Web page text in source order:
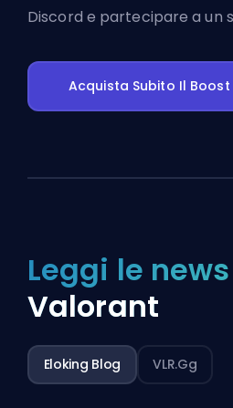
Discord e partecipare a un
Acquista Subito Il
Leggi le
Valorant
Eloking Blog VLR.gg